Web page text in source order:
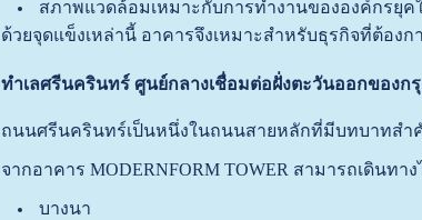
สภาพแวดล้อมเหมาะกับการทำงานขององค์กรยุค
ด้วยจุดแข็งเหล่านี้ อาคารจึงเหมาะสำหรับธุรกิจที่ต้อ
ทำเลศรีนครินทร์ ศูนย์กลางเชื่อมต่อฝั่งตะวันออกของกรุ
ถนนศรีนครินทร์เป็นหนึ่งในถนนสายหลักที่มีบทบาทส
จากอาคาร MODERNFORM TOWER สามารถเดินท
บางนา